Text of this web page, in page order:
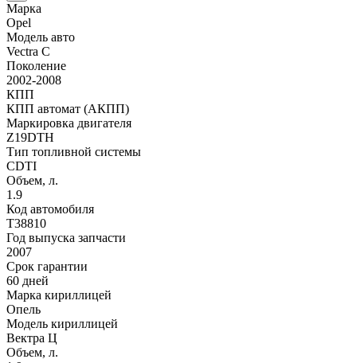
Марка
Opel
Модель авто
Vectra C
Поколение
2002-2008
КПП
КПП автомат (АКПП)
Маркировка двигателя
Z19DTH
Тип топливной системы
CDTI
Объем, л.
1.9
Код автомобиля
T38810
Год выпуска запчасти
2007
Срок гарантии
60 дней
Марка кириллицей
Опель
Модель кириллицей
Вектра Ц
Объем, л.